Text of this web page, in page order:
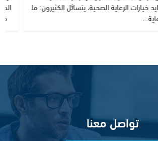
خيارات الرعاية الصحية، يتسائل الكثيرون: ما
تواصل معنا